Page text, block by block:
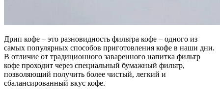
Дрип кофе – это разновидность фильтра кофе – одного из
самых популярных способов приготовления кофе в наши дни.
В отличие от традиционного заваренного напитка фильтр
кофе проходит через специальный бумажный фильтр,
позволяющий получить более чистый, легкий и
сбалансированный вкус кофе.